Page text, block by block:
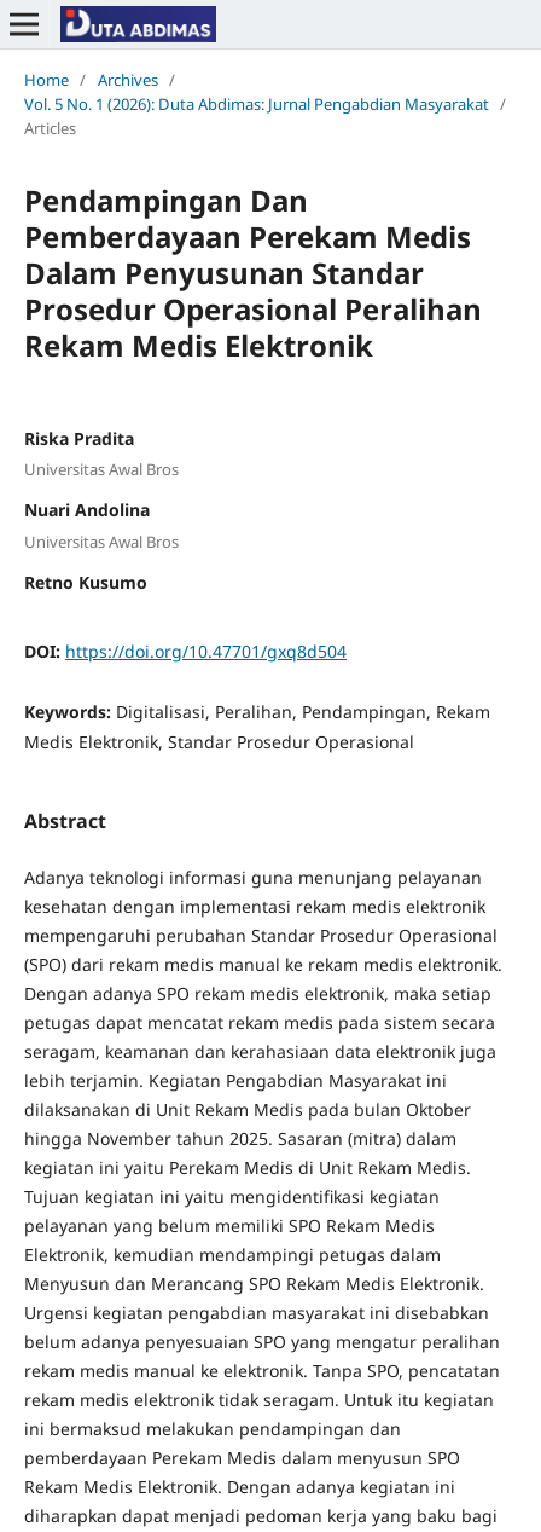
Home / Archives /
Vol. 5 No. 1 (2026): Duta Abdimas: Jurnal Pengabdian Masyarakat /
Articles
Pendampingan Dan
Pemberdayaan Perekam Medis
Dalam Penyusunan Standar
Prosedur Operasional Peralihan
Rekam Medis Elektronik
Riska Pradita
Universitas Awal Bros
Nuari Andolina
Universitas Awal Bros
Retno Kusumo
DOI: https://doi.org/10.47701/gxq8d504
Keywords: Digitalisasi, Peralihan, Pendampingan, Rekam
Medis Elektronik, Standar Prosedur Operasional
Abstract
Adanya teknologi informasi guna menunjang pelayanan
kesehatan dengan implementasi rekam medis elektronik
mempengaruhi perubahan Standar Prosedur Operasional
(SPO) dari rekam medis manual ke rekam medis elektronik.
Dengan adanya SPO rekam medis elektronik, maka setiap
petugas dapat mencatat rekam medis pada sistem secara
seragam, keamanan dan kerahasiaan data elektronik juga
lebih terjamin. Kegiatan Pengabdian Masyarakat ini
dilaksanakan di Unit Rekam Medis pada bulan Oktober
hingga November tahun 2025. Sasaran (mitra) dalam
kegiatan ini yaitu Perekam Medis di Unit Rekam Medis.
Tujuan kegiatan ini yaitu mengidentifikasi kegiatan
pelayanan yang belum memiliki SPO Rekam Medis
Elektronik, kemudian mendampingi petugas dalam
Menyusun dan Merancang SPO Rekam Medis Elektronik.
Urgensi kegiatan pengabdian masyarakat ini disebabkan
belum adanya penyesuaian SPO yang mengatur peralihan
rekam medis manual ke elektronik. Tanpa SPO, pencatatan
rekam medis elektronik tidak seragam. Untuk itu kegiatan
ini bermaksud melakukan pendampingan dan
pemberdayaan Perekam Medis dalam menyusun SPO
Rekam Medis Elektronik. Dengan adanya kegiatan ini
diharapkan dapat menjadi pedoman kerja yang baku bagi